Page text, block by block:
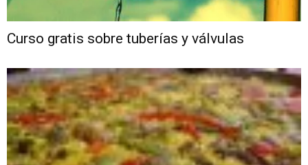
Curso gratis sobre tuberías y válvulas